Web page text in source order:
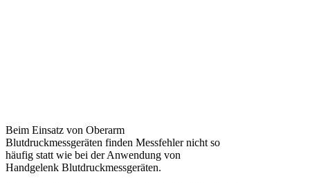
Beim Einsatz von Oberarm
Blutdruckmessgeräten finden Messfehler nicht so
häufig statt wie bei der Anwendung von
Handgelenk Blutdruckmessgeräten.